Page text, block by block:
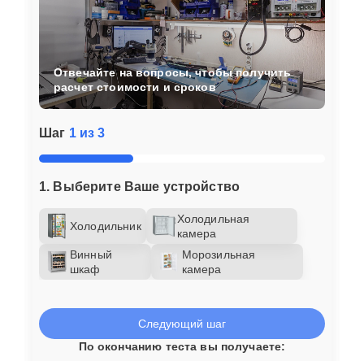
Шаг 1 из 3
1. Выберите Ваше устройство
Холодильник
Холодильная
камера
Винный
шкаф
Морозильная
камера
Отвечайте на вопросы, чтобы получить
расчет стоимости и сроков
Следующий шаг
По окончанию теста вы получаете: